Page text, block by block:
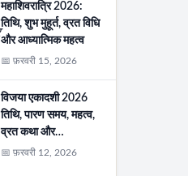
महाशिवरात्रि 2026:
तिथि, शुभ मुहूर्त, व्रत विधि
और आध्यात्मिक महत्व
📅 फ़रवरी 15, 2026
विजया एकादशी 2026
तिथि, पारण समय, महत्व,
व्रत कथा और…
📅 फ़रवरी 12, 2026